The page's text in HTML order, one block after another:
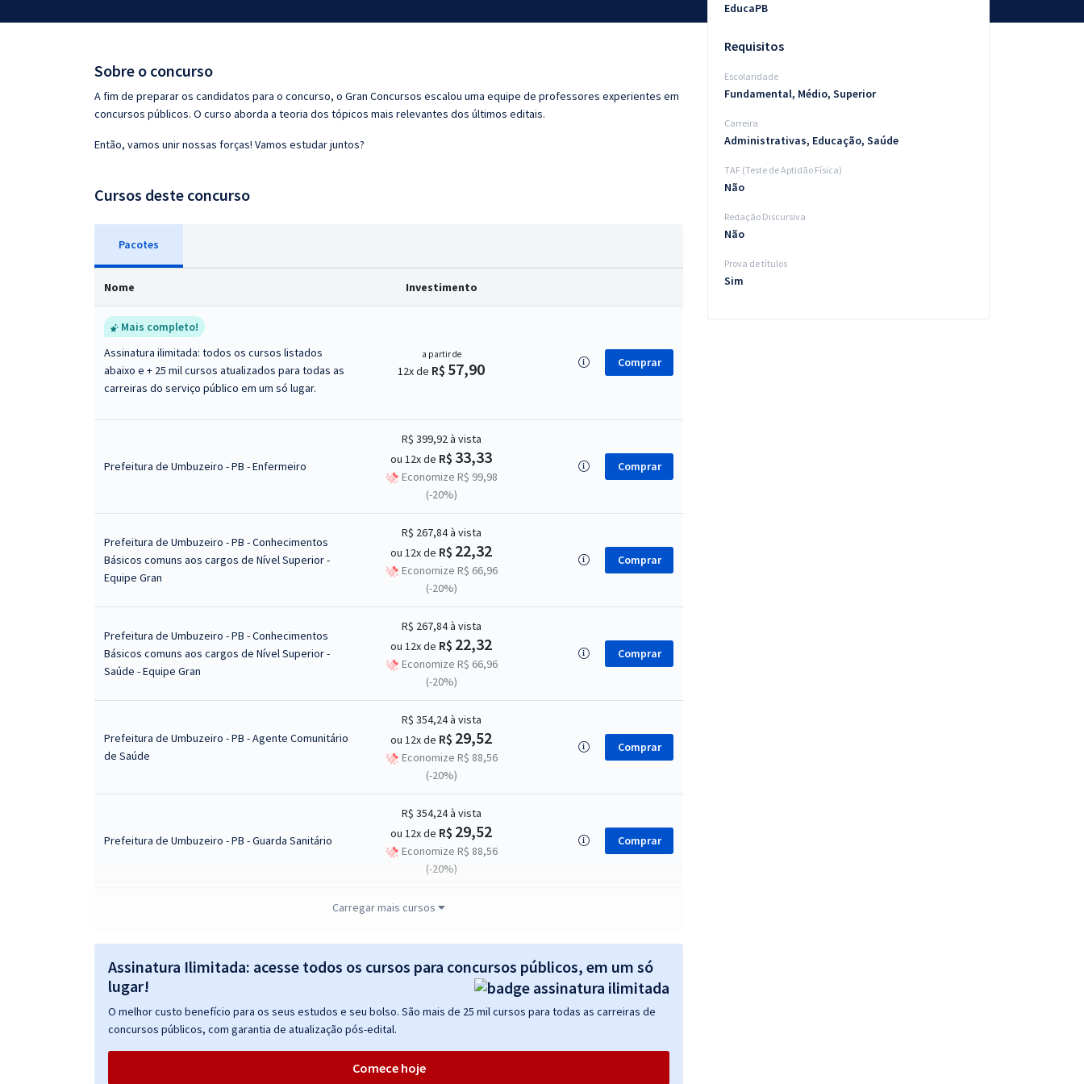
Conteúdo gratuito
Sobre o concurso
A fim de preparar os candidatos para o concurso, o Gran Concursos escalou uma equipe de professores experientes em
concursos públicos. O curso aborda a teoria dos tópicos mais relevantes dos últimos editais.
Então, vamos unir nossas forças! Vamos estudar juntos?
Cursos deste concurso
Pacotes
Nome Investimento
Mais completo!
Assinatura ilimitada: todos os cursos listados
abaixo e + 25 mil cursos atualizados para todas as
carreiras do serviço público em um só lugar.
a partir de
12x de R$ 57,90 Comprar
Prefeitura de Umbuzeiro - PB - Enfermeiro
R$ 399,92à vista
ou 12x de R$ 33,33
Economize R$ 99,98
(-20%)
Comprar
Prefeitura de Umbuzeiro - PB - Conhecimentos
Básicos comuns aos cargos de Nível Superior -
Equipe Gran
R$ 267,84à vista
ou 12x de R$ 22,32
Economize R$ 66,96
(-20%)
Comprar
Prefeitura de Umbuzeiro - PB - Conhecimentos
Básicos comuns aos cargos de Nível Superior -
Saúde - Equipe Gran
R$ 267,84à vista
ou 12x de R$ 22,32
Economize R$ 66,96
(-20%)
Comprar
Prefeitura de Umbuzeiro - PB - Agente Comunitário
de Saúde
R$ 354,24à vista
ou 12x de R$ 29,52
Economize R$ 88,56
(-20%)
Comprar
Prefeitura de Umbuzeiro - PB - Guarda Sanitário
R$ 354,24à vista
ou 12x de R$ 29,52
Economize R$ 88,56
(-20%)
Comprar
Emergencista
R$ 399,92
Economize R$ 99,98
(-20%)
Prefeitura de Umbuzeiro - PB - Técnico em
Enfermagem
ou 12x de R$29,52
(-20%)
Carregar mais cursos
Assinatura Ilimitada: acesse todos os cursos para concursos públicos, em um só
lugar!
O melhor custo benefício para os seus estudos e seu bolso. São mais de 25 mil cursos para todas as carreiras de
concursos públicos, com garantia de atualização pós-edital.
Comece hoje
EducaPB
Requisitos
Escolaridade
Fundamental, Médio, Superior
Carreira
Administrativas, Educação, Saúde
TAF (Teste de Aptidão Física)
Não
Redação Discursiva
Não
Prova de títulos
Sim